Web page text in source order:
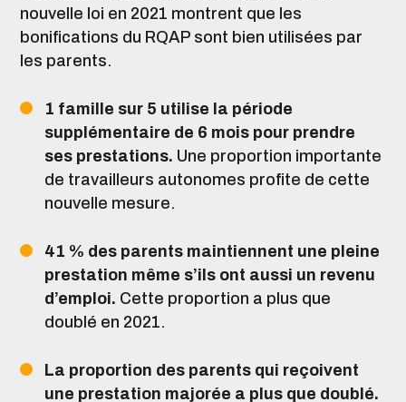
nouvelle loi en 2021 montrent que les
bonifications du RQAP sont bien utilisées par
les parents.
1 famille sur 5 utilise la période
supplémentaire de 6 mois pour prendre
ses prestations. Une proportion importante
de travailleurs autonomes profite de cette
nouvelle mesure.
41 % des parents maintiennent une pleine
prestation même s’ils ont aussi un revenu
d’emploi. Cette proportion a plus que
doublé en 2021.
La proportion des parents qui reçoivent
une prestation majorée a plus que doublé.